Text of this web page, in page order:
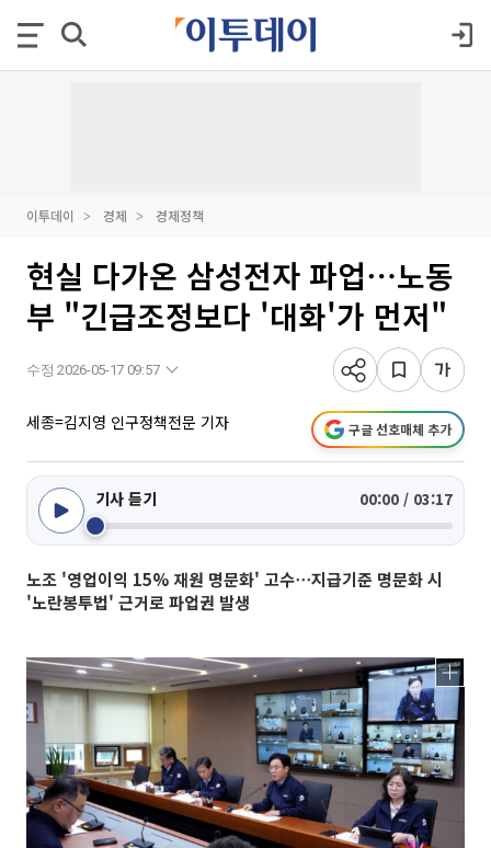
이투데이 경제 경제정책
현실 다가온 삼성전자 파업⋯노동
부 "긴급조정보다 '대화'가 먼저"
수정 2026-05-17 09:57
세종=김지영 인구정책전문 기자 구글 선호매체 추가
기사 듣기 00:00 / 03:17
노조 '영업이익 15% 재원 명문화' 고수⋯지급기준 명문화 시
'노란봉투법' 근거로 파업권 발생